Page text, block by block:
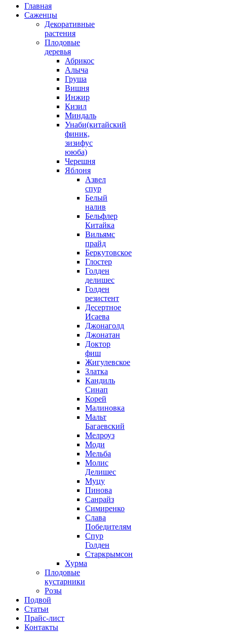
Главная
Саженцы
Декоративные
растения
Плодовые
деревья
Абрикос
Алыча
Груша
Вишня
Инжир
Кизил
Миндаль
Унаби(китайский
финик,
зизифус
ююба)
Черешня
Яблоня
Азвел
спур
Белый
налив
Бельфлер
Китайка
Вильямс
прайд
Беркутовское
Глостер
Голден
делишес
Голден
резистент
Десертное
Исаева
Джонаголд
Джонатан
Доктор
фиш
Жигулевское
Златка
Кандиль
Синап
Корей
Малиновка
Мальт
Багаевский
Мелроуз
Моди
Мельба
Молис
Делишес
Муцу
Пинова
Санрайз
Симиренко
Слава
Победителям
Спур
Голден
Старкрымсон
Хурма
Плодовые
кустарники
Розы
Подвой
Статьи
Прайс-лист
Контакты